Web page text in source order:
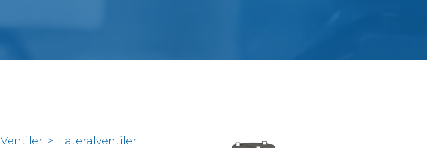
Ventiler > Lateralventiler